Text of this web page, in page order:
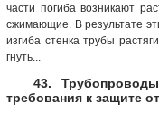
части погиба возникают
сжимающие. В результате
изгиба стенка трубы
гнуть...
43.
требования к защите